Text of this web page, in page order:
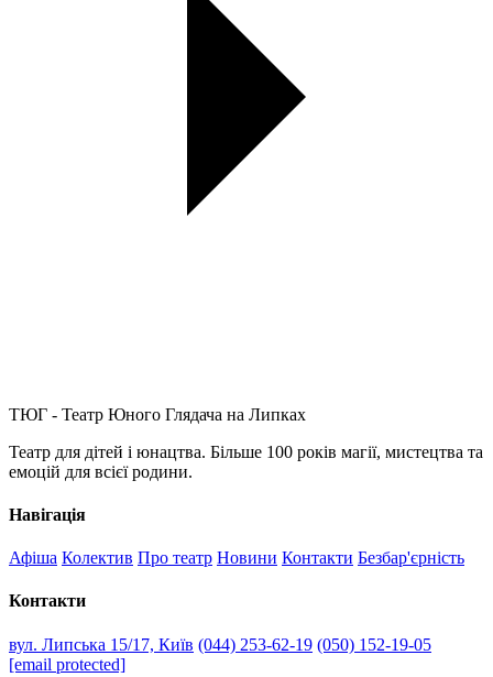
ТЮГ - Театр Юного Глядача на Липках
Театр для дітей і юнацтва. Більше 100 років магії, мистецтва та
емоцій для всієї родини.
Навігація
Афіша Колектив Про театр Новини Контакти Безбар'єрність
Контакти
вул. Липська 15/17, Київ (044) 253-62-19 (050) 152-19-05
[email protected]